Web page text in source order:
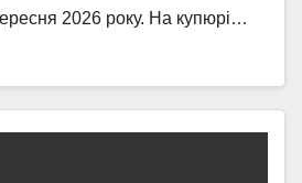
2026 року. На купюрі…